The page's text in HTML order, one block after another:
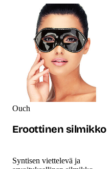
Ouch
Eroottinen silmikko
Syntisen viettelevä ja